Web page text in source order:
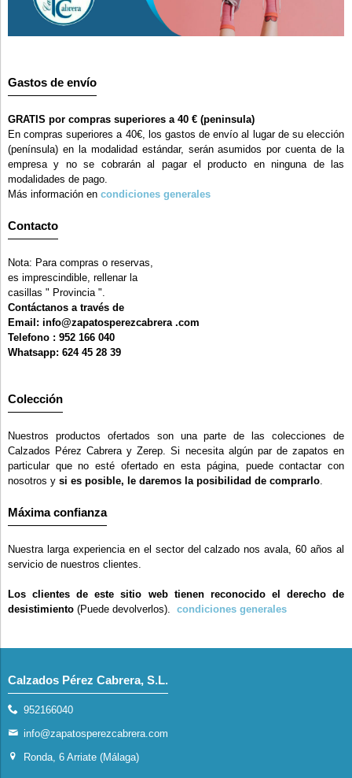
Gastos de envío
GRATIS por compras superiores a 40 € (peninsula)
En compras superiores a 40€, los gastos de envío al lugar de su elección
(península) en la modalidad estándar, serán asumidos por cuenta de la
empresa y no se cobrarán al pagar el producto en ninguna de las
modalidades de pago.
Más información en condiciones generales
Contacto
Nota: Para compras o reservas,
es imprescindible, rellenar la
casillas " Provincia ".
Contáctanos a través de
Email: info@zapatosperezcabrera .com
Telefono : 952 166 040
Whatsapp: 624 45 28 39
Colección
Nuestros productos ofertados son una parte de las colecciones de
Calzados Pérez Cabrera y Zerep. Si necesita algún par de zapatos en
particular que no esté ofertado en esta página, puede contactar con
nosotros y si es posible, le daremos la posibilidad de comprarlo.
Máxima confianza
Nuestra larga experiencia en el sector del calzado nos avala, 60 años al
servicio de nuestros clientes.
Los clientes de este sitio web tienen reconocido el derecho de
desistimiento (Puede devolverlos). condiciones generales
Calzados Pérez Cabrera, S.L.
952166040
info@zapatosperezcabrera.com
Ronda, 6 Arriate (Málaga)